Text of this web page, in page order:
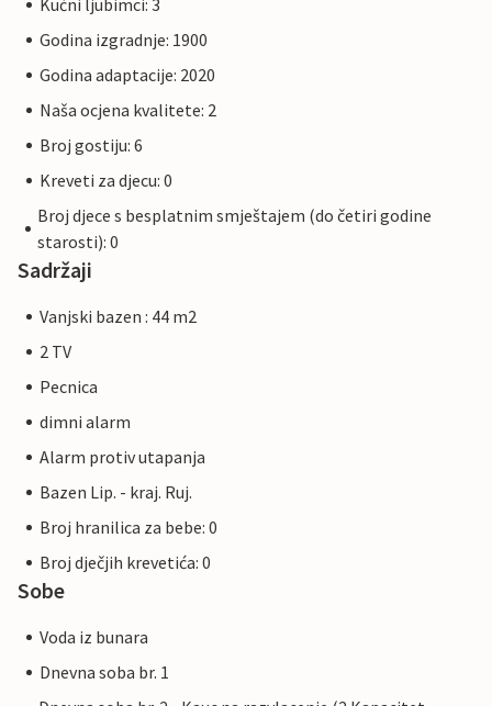
Kućni ljubimci: 3
Godina izgradnje: 1900
Godina adaptacije: 2020
Naša ocjena kvalitete: 2
Broj gostiju: 6
Kreveti za djecu: 0
Broj djece s besplatnim smještajem (do četiri godine
starosti): 0
Sadržaji
Vanjski bazen : 44 m2
2 TV
Pecnica
dimni alarm
Alarm protiv utapanja
Bazen Lip. - kraj. Ruj.
Broj hranilica za bebe: 0
Broj dječjih krevetića: 0
Sobe
Voda iz bunara
Dnevna soba br. 1